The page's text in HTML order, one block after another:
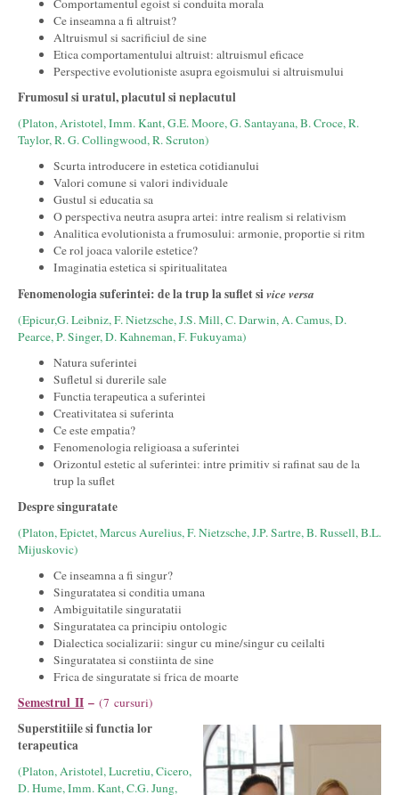
Comportamentul egoist si conduita morala
Ce inseamna a fi altruist?
Altruismul si sacrificiul de sine
Etica comportamentului altruist: altruismul eficace
Perspective evolutioniste asupra egoismului si altruismului
Frumosul si uratul, placutul si neplacutul
(Platon, Aristotel, Imm. Kant, G.E. Moore, G. Santayana, B. Croce, R.
Taylor, R. G. Collingwood, R. Scruton)
Scurta introducere in estetica cotidianului
Valori comune si valori individuale
Gustul si educatia sa
O perspectiva neutra asupra artei: intre realism si relativism
Analitica evolutionista a frumosului: armonie, proportie si ritm
Ce rol joaca valorile estetice?
Imaginatia estetica si spiritualitatea
Fenomenologia suferintei: de la trup la suflet sivice versa
(Epicur,G. Leibniz, F. Nietzsche, J.S. Mill, C. Darwin, A. Camus, D.
Pearce, P. Singer, D. Kahneman, F. Fukuyama)
Natura suferintei
Sufletul si durerile sale
Functia terapeutica a suferintei
Creativitatea si suferinta
Ce este empatia?
Fenomenologia religioasa a suferintei
Orizontul estetic al suferintei: intre primitiv si rafinat sau de la
trup la suflet
Despre singuratate
(Platon, Epictet, Marcus Aurelius, F. Nietzsche, J.P. Sartre, B. Russell, B.L.
Mijuskovic)
Ce inseamna a fi singur?
Singuratatea si conditia umana
Ambiguitatile singuratatii
Singuratatea ca principiu ontologic
Dialectica socializarii: singur cu mine/singur cu ceilalti
Singuratatea si constiinta de sine
Frica de singuratate si frica de moarte
Semestrul II – (7 cursuri)
Superstitiile si functia lor
terapeutica
(Platon, Aristotel, Lucretiu, Cicero,
D. Hume, Imm. Kant, C.G. Jung,